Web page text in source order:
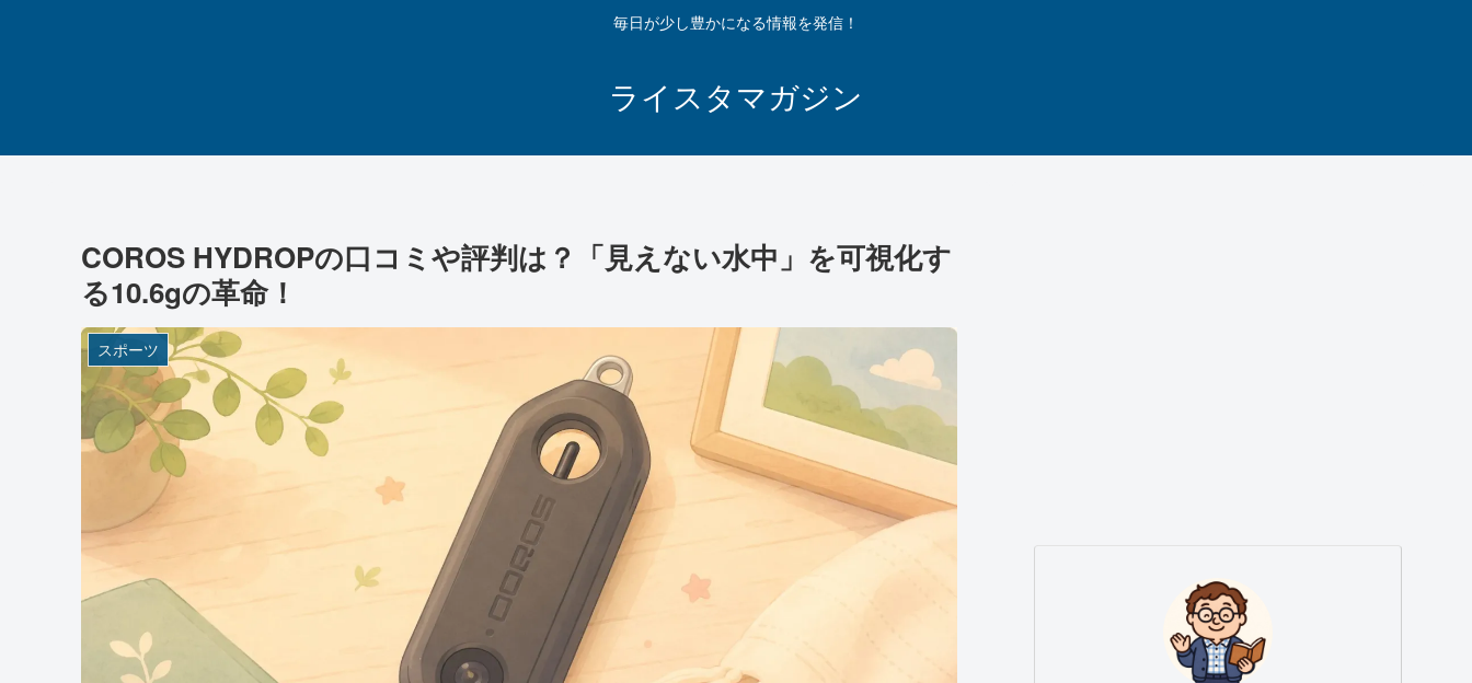
毎日が少し豊かになる情報を発信！
ライスタマガジン
COROS HYDROPの口コミや評判は？「見えない水中」を可視化す
る10.6gの革命！
スポーツ